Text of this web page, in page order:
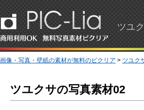
ツユ
画像・写真・壁紙の素材が無料のピクリア > ツユク
ツユクサの写真素材02